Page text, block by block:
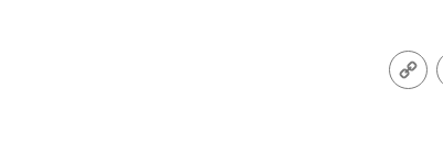
LinkedIn